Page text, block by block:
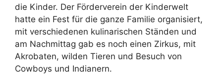
die Kinder. Der Förderverein der Kinderwelt
hatte ein Fest für die ganze Familie organisiert,
mit verschiedenen kulinarischen Ständen und
am Nachmittag gab es noch einen Zirkus, mit
Akrobaten, wilden Tieren und Besuch von
Cowboys und Indianern.